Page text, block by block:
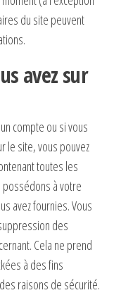
du site peuvent
avez sur
compte ou si vous
le site, vous pouvez
toutes les
à votre
avez fournies. Vous
des
Cela ne prend
à des fins
raisons de sécurité.